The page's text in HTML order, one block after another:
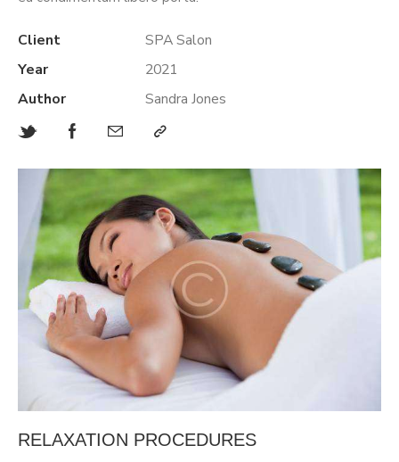
RELAXATION PROCEDURES
Client
SPA Salon
Year
2021
Author
Sandra Jones